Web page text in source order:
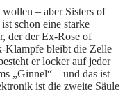
– aber Sisters of
schon eine starke
der der Ex-Rose of
Klampfe bleibt die Zelle
er locker auf jeder
„Ginnel“ – und das ist
ist die zweite Säule